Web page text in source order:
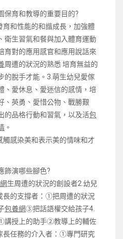
育和教導的重要目的?
和性能的和諧成長，加強體
衛生習氣和餐與加入體育運動
育對的應用感官和應用說話來
周遭的狀況的熟悉 培育無益的
的脫手才能。3.萌生幼兒愛傢
、愛休息、愛迷信的感情，培
、英勇、愛惜公物、戰勝艱
的品格行動和習氣，以及活包
。
觸感染美和表示美的情味和才
飾演哪些腳色?
生周遭的狀況的創設者2.幼兒
長的支撐者：①把周遭的狀況
包養網③把話語權交給孩子4.
講授上的助手②教導上的輔佐
任務的介入者：①專門研究